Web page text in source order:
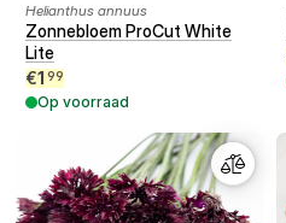
Helianthus annuus
Zonnebloem ProCut White
Lite
€1 99
Op voorraad